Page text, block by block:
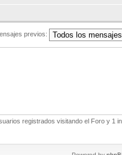
previos:
registrados visitando el Foro y 1